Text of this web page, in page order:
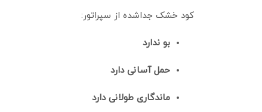
کود خشک جداشده از سپراتور:
بو ندارد
حمل آسانی دارد
ماندگاری طولانی دارد